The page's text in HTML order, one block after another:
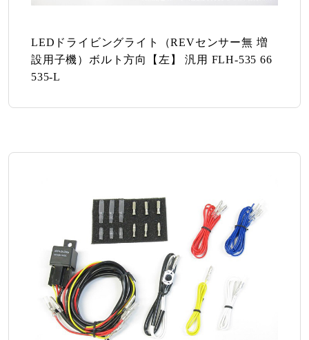
LEDドライビングライト（REVセンサー無 増
設用子機）ボルト方向【左】 汎用 FLH-535 66
535-L